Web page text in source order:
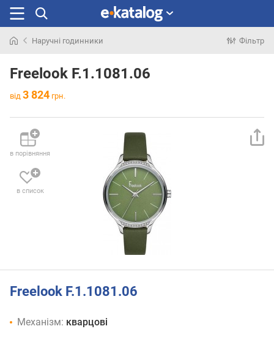
раніше
Наручні годинники Фільтр
Freelook F.1.1081.06
від 3 824 грн.
в порівняння
в список
Freelook F.1.1081.06
Механізм: кварцові